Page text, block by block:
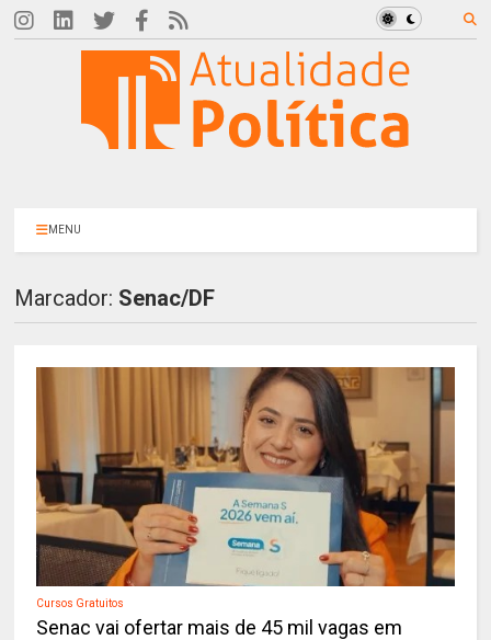
MENU
Marcador: Senac/DF
Cursos Gratuitos
Senac vai ofertar mais de 45 mil vagas em